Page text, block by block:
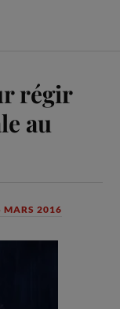
régir
au
MARS 2016